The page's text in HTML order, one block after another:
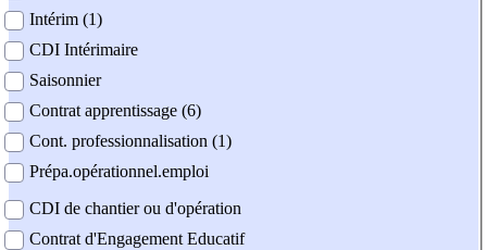
Intérim (1)
CDI Intérimaire
Saisonnier
Contrat apprentissage (6)
Cont. professionnalisation (1)
Prépa.opérationnel.emploi
CDI de chantier ou d'opération
Contrat d'Engagement Educatif